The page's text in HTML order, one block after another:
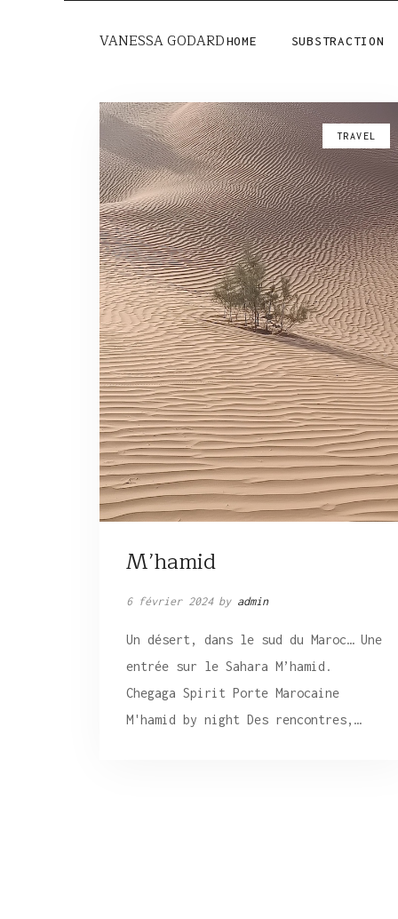
VANESSA GODARDHOME SUBSTRACTION
TRAVEL
M’hamid
6 février 2024 by admin
Un désert, dans le sud du Maroc… Une
entrée sur le Sahara M’hamid.
Chegaga Spirit Porte Marocaine
M'hamid by night Des rencontres,…